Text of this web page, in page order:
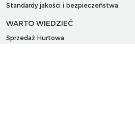
Standardy jakości i bezpieczeństwa
WARTO WIEDZIEĆ
Sprzedaż Hurtowa